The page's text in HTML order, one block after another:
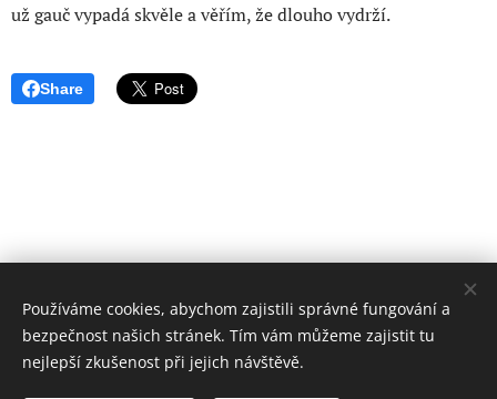
už gauč vypadá skvěle a věřím, že dlouho vydrží.
Share
Používáme cookies, abychom zajistili správné fungování a
bezpečnost našich stránek. Tím vám můžeme zajistit tu
nejlepší zkušenost při jejich návštěvě.